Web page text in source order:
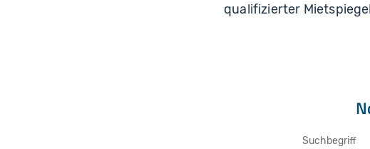
qualifizierter
Suche